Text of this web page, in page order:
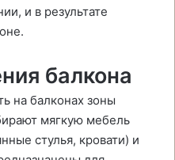
и в результате
балкона
на балконах зоны
мягкую мебель
стулья, кровати) и